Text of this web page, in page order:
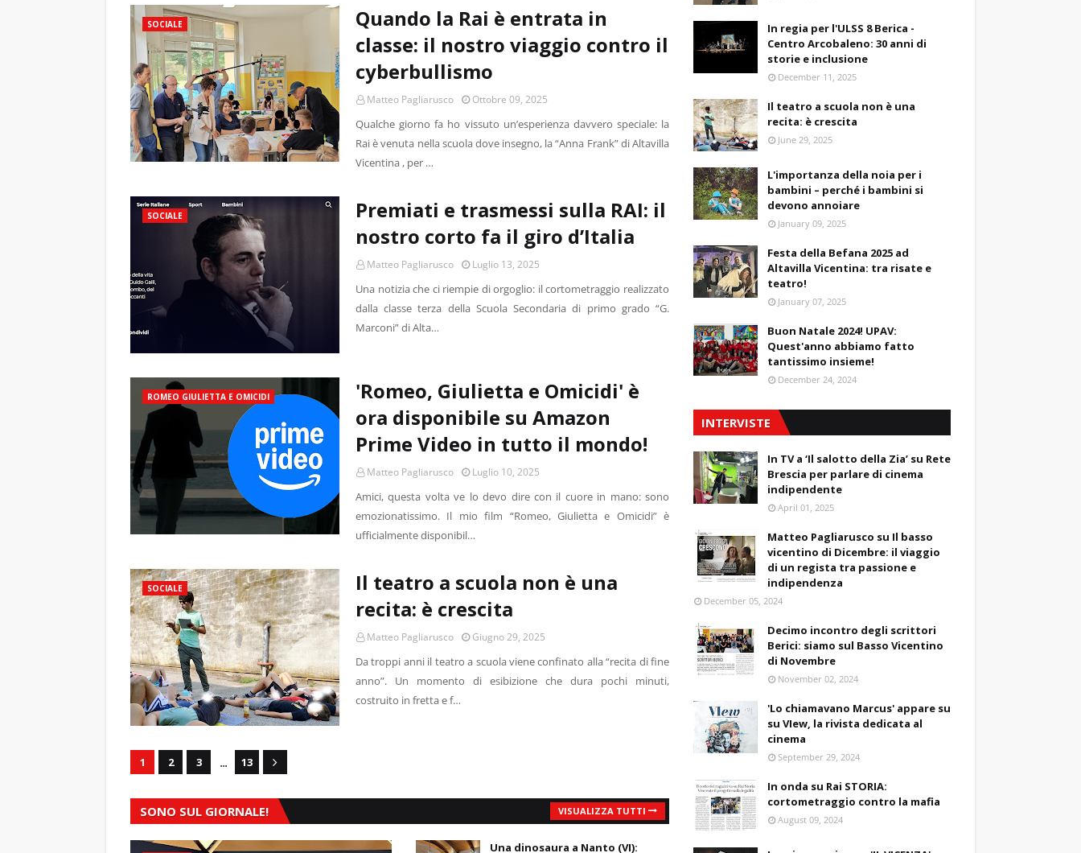
SOCIALE
Quando la Rai è entrata in
classe: il nostro viaggio contro il
cyberbullismo
Matteo Pagliarusco Ottobre 09, 2025
Qualche giorno fa ho vissuto un’esperienza davvero speciale: la
Rai è venuta nella scuola dove insegno, la “Anna Frank” di Altavilla
Vicentina , per …
SOCIALE
Premiati e trasmessi sulla RAI: il
nostro corto fa il giro d’Italia
Matteo Pagliarusco Luglio 13, 2025
Una notizia che ci riempie di orgoglio: il cortometraggio realizzato
dalla classe terza della Scuola Secondaria di primo grado “G.
Marconi” di Alta…
ROMEO GIULIETTA E OMICIDI
'Romeo, Giulietta e Omicidi' è
ora disponibile su Amazon
Prime Video in tutto il mondo!
Matteo Pagliarusco Luglio 10, 2025
Amici, questa volta ve lo devo dire con il cuore in mano: sono
emozionatissimo. Il mio film “Romeo, Giulietta e Omicidi” è
ufficialmente disponibil…
SOCIALE
Il teatro a scuola non è una
recita: è crescita
Matteo Pagliarusco Giugno 29, 2025
Da troppi anni il teatro a scuola viene confinato alla “recita di fine
anno”. Un momento di esibizione che dura pochi minuti,
costruito in fretta e f…
1 2 3 ... 13
SONO SUL GIORNALE! VISUALIZZA TUTTI
Una dinosaura a Nanto (VI):
In regia per l'ULSS 8 Berica -
Centro Arcobaleno: 30 anni di
storie e inclusione
December 11, 2025
Il teatro a scuola non è una
recita: è crescita
June 29, 2025
L'importanza della noia per i
bambini – perché i bambini si
devono annoiare
January 09, 2025
Festa della Befana 2025 ad
Altavilla Vicentina: tra risate e
teatro!
January 07, 2025
Buon Natale 2024! UPAV:
Quest'anno abbiamo fatto
tantissimo insieme!
December 24, 2024
INTERVISTE
In TV a ‘Il salotto della Zia’ su Rete
Brescia per parlare di cinema
indipendente
April 01, 2025
Matteo Pagliarusco su Il basso
vicentino di Dicembre: il viaggio
di un regista tra passione e
indipendenza
December 05, 2024
Decimo incontro degli scrittori
Berici: siamo sul Basso Vicentino
di Novembre
November 02, 2024
'Lo chiamavano Marcus' appare su
su VIew, la rivista dedicata al
cinema
September 29, 2024
In onda su Rai STORIA:
cortometraggio contro la mafia
August 09, 2024